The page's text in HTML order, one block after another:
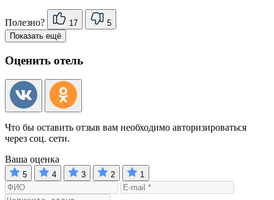
Полезно? 17
5
Показать ещё
Оценить отель
Что бы оставить отзыв вам необходимо авторизироваться
через соц. сети.
Ваша оценка
5 4 3 2 1